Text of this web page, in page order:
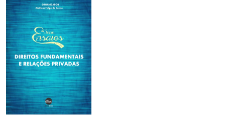
A
Unoesc
Internacionalização
I.nova